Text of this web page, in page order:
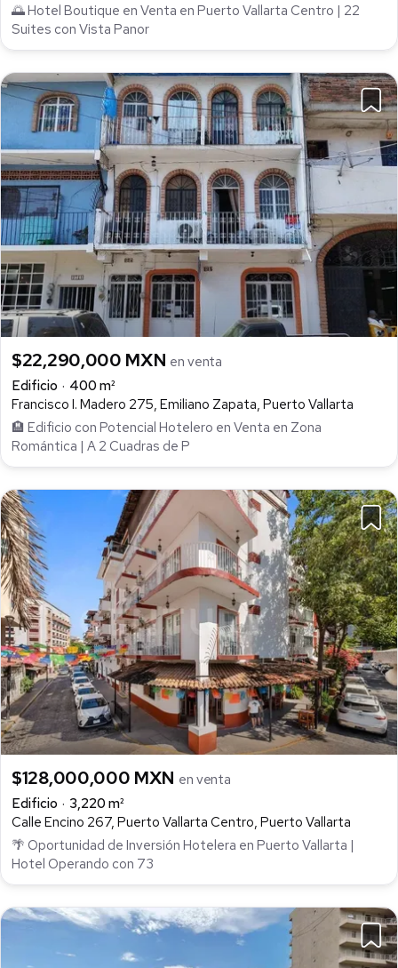
🌅 Hotel Boutique en Venta en Puerto Vallarta Centro | 22
Suites con Vista Panor
$22,290,000 MXN en venta
Edificio
400 m²
Francisco I. Madero 275, Emiliano Zapata, Puerto Vallarta
🏨 Edificio con Potencial Hotelero en Venta en Zona
Romántica | A 2 Cuadras de P
$128,000,000 MXN en venta
Edificio
3,220 m²
Calle Encino 267, Puerto Vallarta Centro, Puerto Vallarta
🌴 Oportunidad de Inversión Hotelera en Puerto Vallarta |
Hotel Operando con 73